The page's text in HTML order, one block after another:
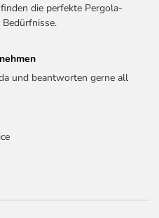
die perfekte Pergola-
und beantworten gerne all